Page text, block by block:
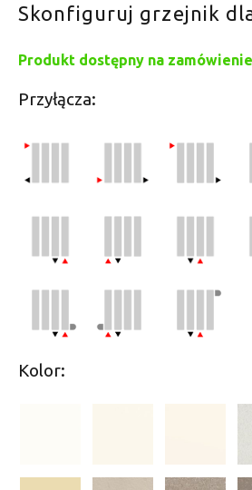
Skonfiguruj grzejnik
Produkt dostępny na zamówienie
Przyłącza:
Kolor: